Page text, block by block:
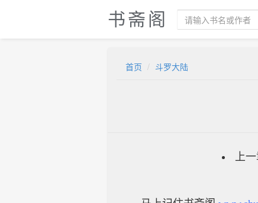
书斋阁
首页 斗罗大陆
上一